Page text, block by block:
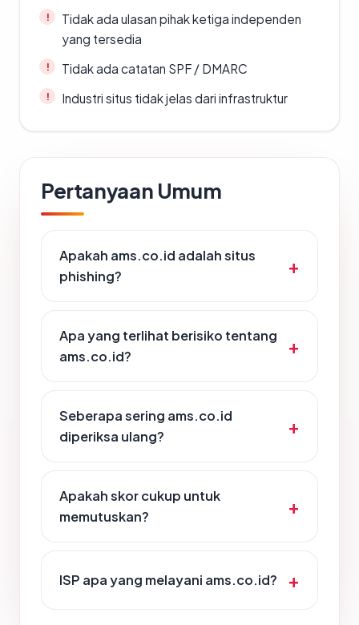
Tidak ada ulasan pihak ketiga independen
yang tersedia
Tidak ada catatan SPF / DMARC
Industri situs tidak jelas dari infrastruktur
Pertanyaan Umum
Apakah ams.co.id adalah situs
phishing?
Apa yang terlihat berisiko tentang
ams.co.id?
Seberapa sering ams.co.id
diperiksa ulang?
Apakah skor cukup untuk
memutuskan?
ISP apa yang melayani ams.co.id?